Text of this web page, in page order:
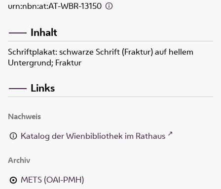
urn:nbn:at:AT-WBR-13150
Inhalt
Schriftplakat: schwarze Schrift (Fraktur) auf hellem
Untergrund; Fraktur
Links
Nachweis
Katalog der Wienbibliothek im Rathaus
Archiv
METS (OAI-PMH)